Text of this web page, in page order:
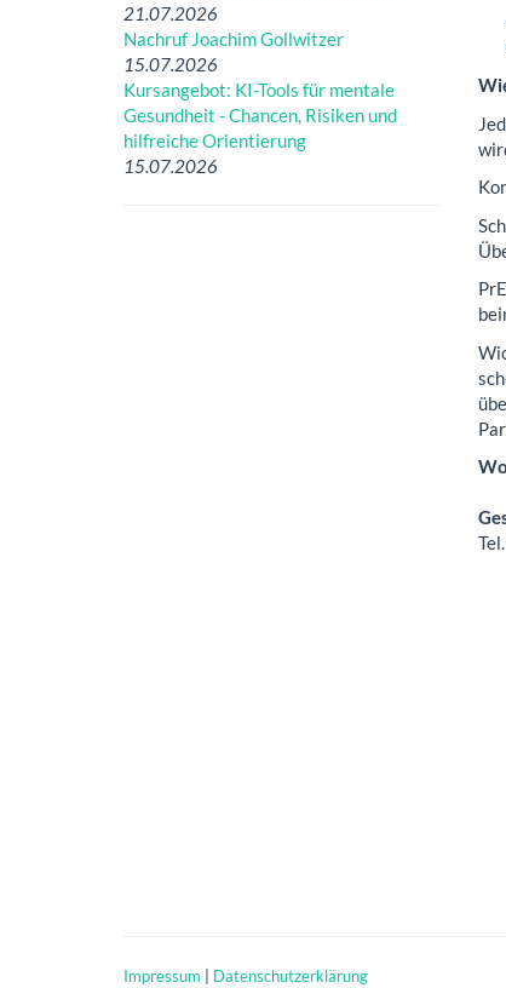
21.07.2026
Nachruf Joachim Gollwitzer
15.07.2026
Kursangebot: KI-Tools für mentale
Gesundheit - Chancen, Risiken und
hilfreiche Orientierung
15.07.2026
Impressum Datenschutzerklärung